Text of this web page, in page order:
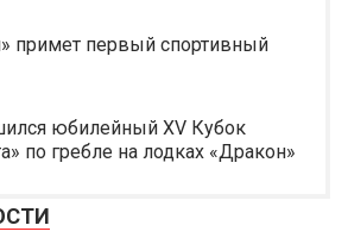
примет первый спортивный
юбилейный XV Кубок
по гребле на лодках «Дракон»